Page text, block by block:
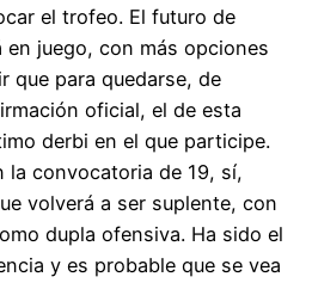
el trofeo. El futuro de
en juego, con más opciones
que para quedarse, de
oficial, el de esta
derbi en el que participe.
la convocatoria de 19, sí,
volverá a ser suplente, con
dupla ofensiva. Ha sido el
y es probable que se vea